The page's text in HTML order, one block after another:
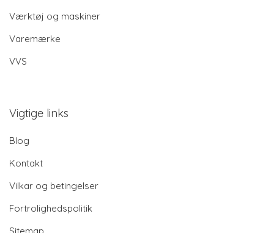
Værktøj og maskiner
Varemærke
VVS
Vigtige links
Blog
Kontakt
Vilkar og betingelser
Fortrolighedspolitik